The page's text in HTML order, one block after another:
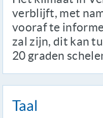
verblijft, met
vooraf te
zal zijn, dit kan
20 graden
Taal